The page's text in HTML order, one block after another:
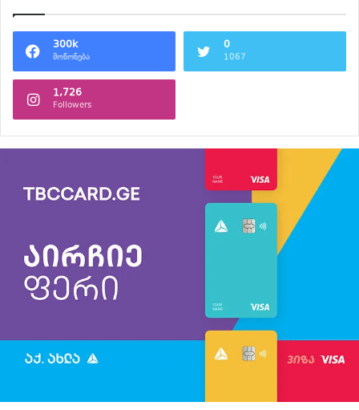
300k
მოწონება
0
1067
1,726
Followers